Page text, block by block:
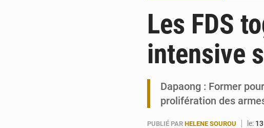
5
5
Les FDS
intensive
Dapaong : Former
prolifération des
PUBLIÉ PAR HELENE SOUROU le: